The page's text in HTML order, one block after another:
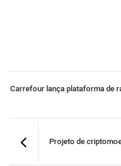
Carrefour lança plataforma de
Projeto de